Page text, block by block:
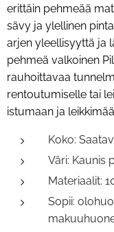
erittäin pehmeää
sävy ja ylellinen
arjen yleellisyyttä ja
pehmeä valkoinen
rauhoittavaa
rentoutumiselle tai
istumaan ja
Koko:
Väri: Kaunis
Materiaalit:
Sopii: